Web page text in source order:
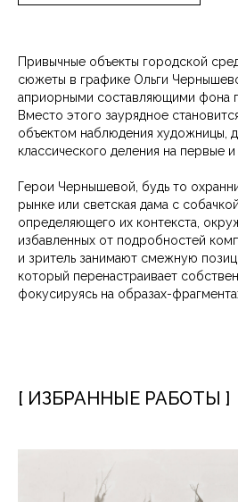
Привычные объекты городской
сюжеты в графике Ольги
априорными составляющими фона
Вместо этого заурядное
объектом наблюдения художницы,
классического деления на первые
Герои Чернышевой, будь то
рынке или светская дама с
определяющего их контекста,
избавленных от подробностей
и зритель занимают смежную
который перенастраивает
фокусируясь на образах-
[ ИЗБРАННЫЕ РАБОТЫ ]